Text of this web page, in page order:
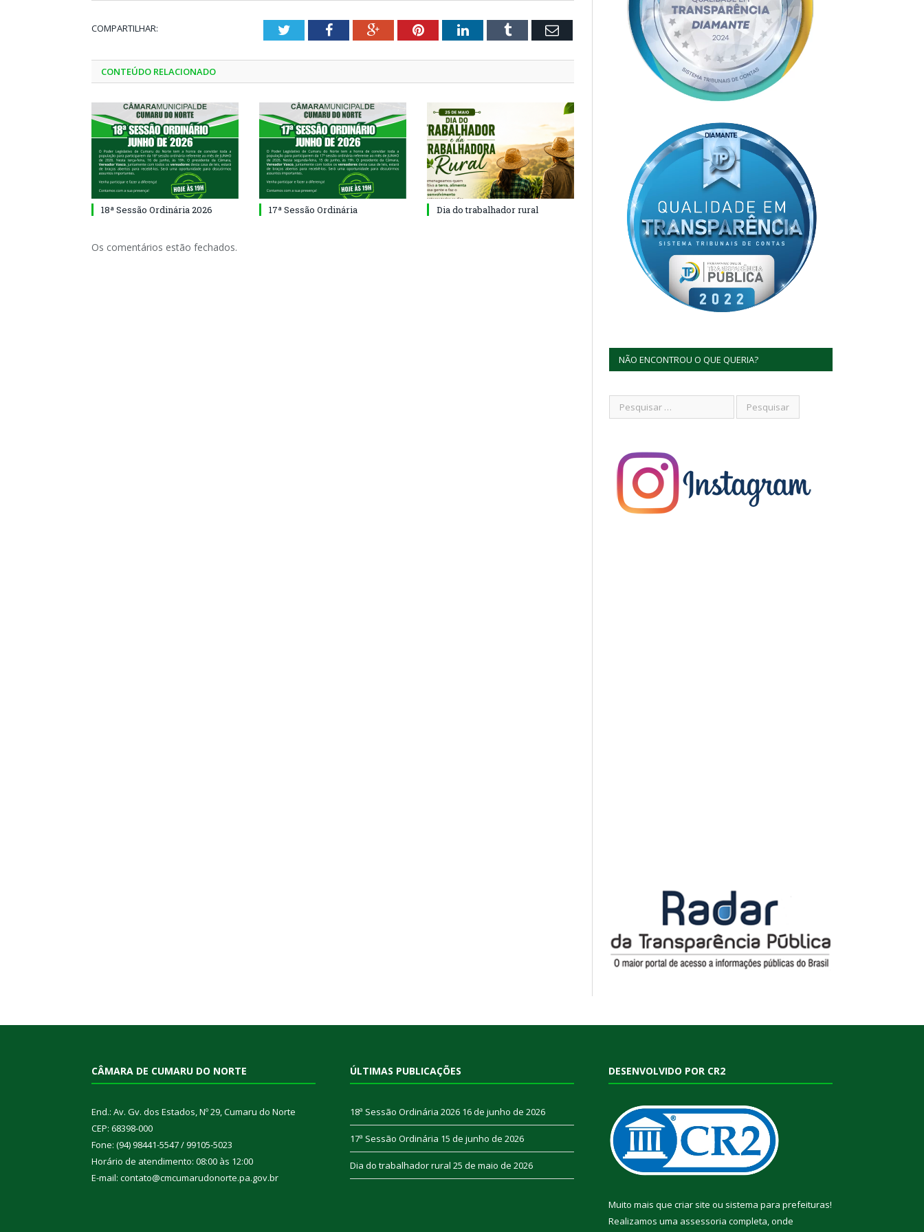
COMPARTILHAR: TwitterFacebookGoogle+PinterestLinkedInTumblr Email
CONTEÚDO RELACIONADO
18ª Sessão Ordinária 2026 17ª Sessão Ordinária Dia do trabalhador rural
Os comentários estão fechados.
NÃO ENCONTROU O QUE QUERIA?
CÂMARA DE CUMARU DO NORTE
End.: Av. Gv. dos Estados, Nº 29, Cumaru do Norte
CEP: 68398-000
Fone: (94) 98441-5547 / 99105-5023
Horário de atendimento: 08:00 às 12:00
E-mail: contato@cmcumarudonorte.pa.gov.br
ÚLTIMAS PUBLICAÇÕES
18ª Sessão Ordinária 2026 16 de junho de 2026
17ª Sessão Ordinária 15 de junho de 2026
Dia do trabalhador rural 25 de maio de 2026
DESENVOLVIDO POR CR2
Muito mais que criar site ou sistema para prefeituras!
Realizamos uma assessoria completa, onde